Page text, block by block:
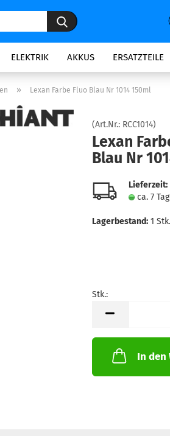
Suche...
ELEKTRIK AKKUS ERSATZTEILE
» Lexan Farbe Fluo Blau Nr 1014 150ml
(Art.Nr.: RCC1014)
Lexan
Blau Nr
Lieferzeit:
ca. 7
Lagerbestand: 1 Stk.
Stk.:
In den